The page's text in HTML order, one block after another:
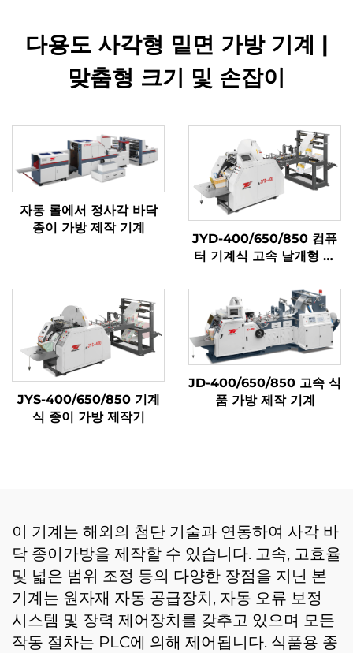
다용도 사각형 밑면 가방 기계 |
맞춤형 크기 및 손잡이
자동 롤에서 정사각 바닥
종이 가방 제작 기계
JYD-400/650/850 컴퓨
터 기계식 고속 날개형 종
JYS-400/650/850 기계
식 종이 가방 제작기
JD-400/650/850 고속 식
품 가방 제작 기계
이 기계는 해외의 첨단 기술과 연동하여 사각 바
닥 종이가방을 제작할 수 있습니다. 고속, 고효율
및 넓은 범위 조정 등의 다양한 장점을 지닌 본
기계는 원자재 자동 공급장치, 자동 오류 보정
시스템 및 장력 제어장치를 갖추고 있으며 모든
작동 절차는 PLC에 의해 제어됩니다. 식품용 종